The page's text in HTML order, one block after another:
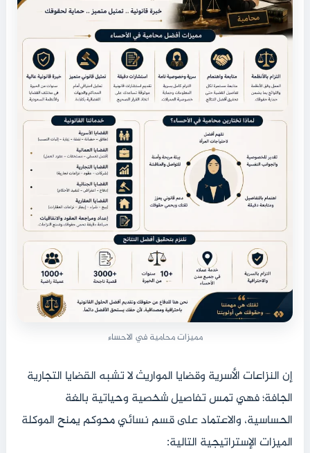
مميزات محامية في الاحساء
إن النزاعات الأسرية وقضايا المواريث لا تشبه القضايا التجارية
الجافة؛ فهي تمس تفاصيل شخصية وحياتية بالغة
الحساسية، والاعتماد على قسم نسائي محوكم يمنح الموكلة
الميزات الإستراتيجية التالية: